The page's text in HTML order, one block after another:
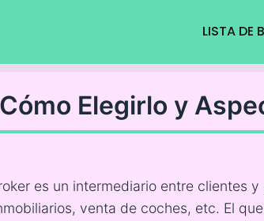
LISTA DE
Elegirlo y
es un intermediario entre clientes
venta de coches, etc. El